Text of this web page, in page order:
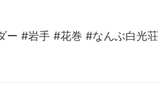
ー #岩手 #花巻 #なんぶ白光荘